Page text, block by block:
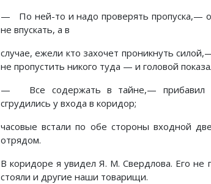
— По ней-то и надо проверять пропуска,— о
не впускать, а в
случае, ежели кто захочет проникнуть
не пропустить никого туда — и головой
— Все содержать в тайне,— прибавил я,
сгрудились у входа в коридор;
часовые встали по обе стороны входной
отрядом.
В коридоре я увидел Я. М. Свердлова. Его не
стояли и другие наши товарищи.